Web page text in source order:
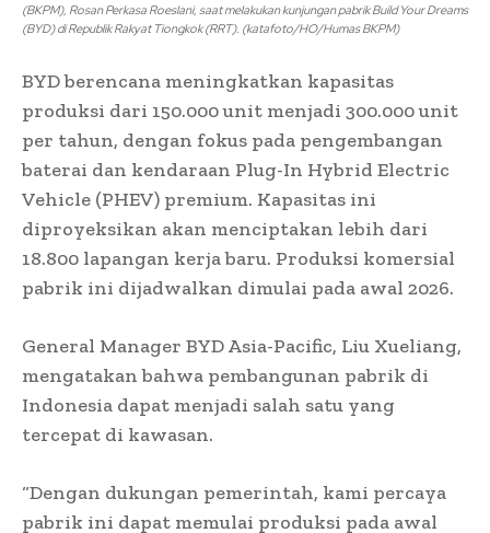
(BKPM), Rosan Perkasa Roeslani, saat melakukan kunjungan pabrik Build Your Dreams
(BYD) di Republik Rakyat Tiongkok (RRT). (katafoto/HO/Humas BKPM)
BYD berencana meningkatkan kapasitas
produksi dari 150.000 unit menjadi 300.000 unit
per tahun, dengan fokus pada pengembangan
baterai dan kendaraan Plug-In Hybrid Electric
Vehicle (PHEV) premium. Kapasitas ini
diproyeksikan akan menciptakan lebih dari
18.800 lapangan kerja baru. Produksi komersial
pabrik ini dijadwalkan dimulai pada awal 2026.
General Manager BYD Asia-Pacific, Liu Xueliang,
mengatakan bahwa pembangunan pabrik di
Indonesia dapat menjadi salah satu yang
tercepat di kawasan.
“Dengan dukungan pemerintah, kami percaya
pabrik ini dapat memulai produksi pada awal